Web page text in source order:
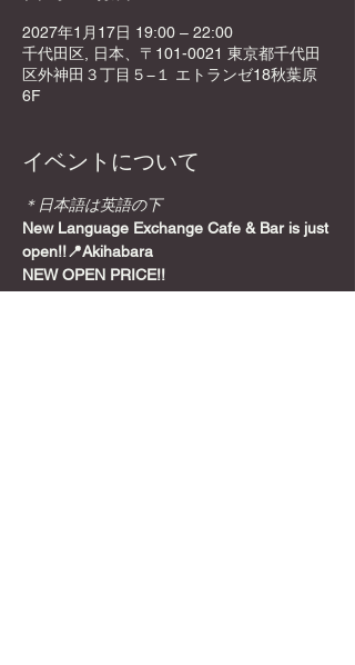
2027年1月17日 19:00 – 22:00
千代田区, 日本、〒101-0021 東京都千代田
区外神田３丁目５−１ エトランゼ18秋葉原
6F
イベントについて
＊日本語は英語の下
New Language Exchange Cafe & Bar is just
open!!📍Akihabara
NEW OPEN PRICE!!